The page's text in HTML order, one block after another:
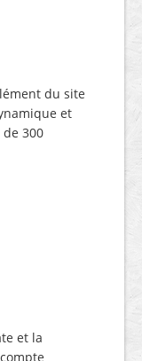
du site
et
300
et la